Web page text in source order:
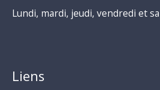
Lundi, mardi, jeudi, vendredi et
Liens